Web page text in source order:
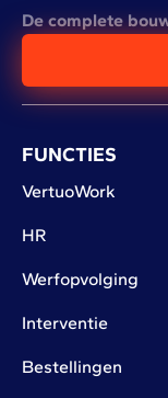
De complete
FUNCTIES
VertuoWork
HR
Werfopvolging
Interventie
Bestellingen